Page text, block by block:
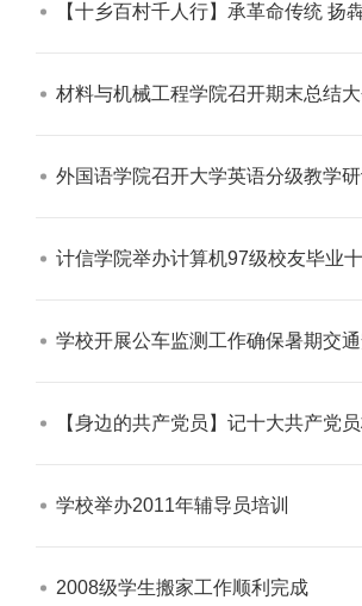
【十乡百村千人行】承革命传统
材料与机械工程学院召开期末总结
外国语学院召开大学英语分级教学
计信学院举办计算机97级校友毕业
学校开展公车监测工作确保暑期交
【身边的共产党员】记十大共产党
学校举办2011年辅导员培训​
2008级学生搬家工作顺利完成​